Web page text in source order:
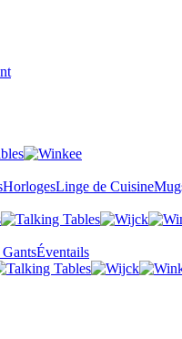
HorlogesLinge de Cuisine
Éventails